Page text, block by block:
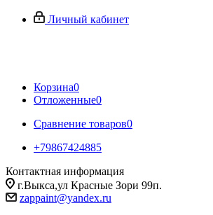
Личный кабинет
Корзина0
Отложенные0
Сравнение товаров0
+79867424885
Контактная информация
г.Выкса,ул Красные Зори 99п.
zappaint@yandex.ru